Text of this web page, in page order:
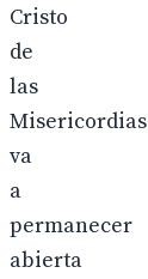
Cristo
de
las
Misericordias
va
a
permanecer
abierta